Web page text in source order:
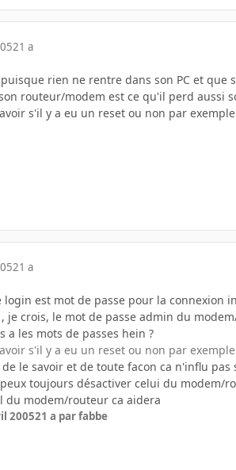
21 a
rien ne rentre dans son PC et que
routeur/modem est ce qu'il perd aussi
s'il y a eu un reset ou non par exemple
21 a
est mot de passe pour la connexion
je crois, le mot de passe admin du
a les mots de passes hein ?
s'il y a eu un reset ou non par exemple
le savoir et de toute facon ca n'influ
toujours désactiver celui du modem/
du modem/routeur ca aidera
200521 a par fabbe